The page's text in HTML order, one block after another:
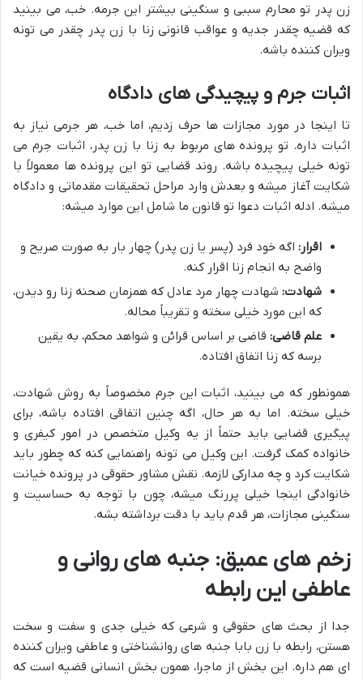
زن پدر تو محارم سببی و سنگینی بیشتر این جرمه. خب، می بینید
که قضیه چقدر جدیه و عواقب قانونی زنا با زن پدر چقدر می تونه
ویران کننده باشه.
اثبات جرم و پیچیدگی های دادگاه
تا اینجا در مورد مجازات ها حرف زدیم، اما خب، هر جرمی نیاز به
اثبات داره. تو پرونده های مربوط به زنا با زن پدر، اثبات جرم می
تونه خیلی پیچیده باشه. روند قضایی تو این پرونده ها معمولاً با
شکایت آغاز میشه و بعدش وارد مراحل تحقیقات مقدماتی و دادگاه
میشه. ادله اثبات دعوا تو قانون ما شامل این موارد میشه:
اقرار: اگه خود فرد (پسر یا زن پدر) چهار بار به صورت صریح و
واضح به انجام زنا اقرار کنه.
شهادت: شهادت چهار مرد عادل که همزمان صحنه زنا رو دیدن،
که این مورد خیلی سخته و تقریباً محاله.
علم قاضی: قاضی بر اساس قرائن و شواهد محکم، به یقین
برسه که زنا اتفاق افتاده.
همونطور که می بینید، اثبات این جرم مخصوصاً به روش شهادت،
خیلی سخته. اما به هر حال، اگه چنین اتفاقی افتاده باشه، برای
پیگیری قضایی باید حتماً از یه وکیل متخصص در امور کیفری و
خانواده کمک گرفت. این وکیل می تونه راهنمایی کنه که چطور باید
شکایت کرد و چه مدارکی لازمه. نقش مشاور حقوقی در پرونده خیانت
خانوادگی اینجا خیلی پررنگ میشه، چون با توجه به حساسیت و
سنگینی مجازات، هر قدم باید با دقت برداشته بشه.
زخم های عمیق: جنبه های روانی و
عاطفی این رابطه
جدا از بحث های حقوقی و شرعی که خیلی جدی و سفت و سخت
هستن، رابطه با زن بابا جنبه های روانشناختی و عاطفی ویران کننده
ای هم داره. این بخش از ماجرا، همون بخش انسانی قضیه است که